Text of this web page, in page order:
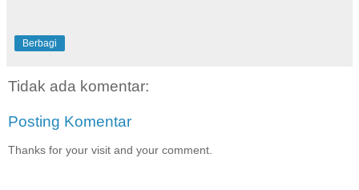
Berbagi
Tidak ada komentar:
Posting Komentar
Thanks for your visit and your comment.